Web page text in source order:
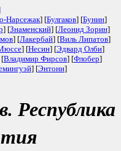
Нарсежак] [Булгаков] [Бунин]
] [Знаменский] [Леонид Зорин]
] [Лакербай] [Виль Липатов]
] [Несин] [Эдвард Олби]
[Владимир Фирсов] [Флобер]
] [Энтони]
Республика